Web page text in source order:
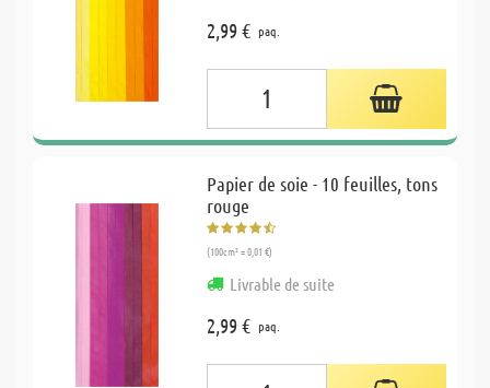
2,99 € paq.
Papier de soie - 10 feuilles, tons
rouge
(100cm² = 0,01 €)
Livrable de suite
2,99 € paq.